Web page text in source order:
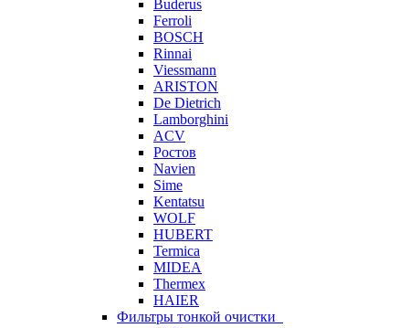
Buderus
Ferroli
BOSCH
Rinnai
Viessmann
ARISTON
De Dietrich
Lamborghini
ACV
Ростов
Navien
Sime
Kentatsu
WOLF
HUBERT
Termica
MIDEA
Thermex
HAIER
Фильтры тонкой очистки